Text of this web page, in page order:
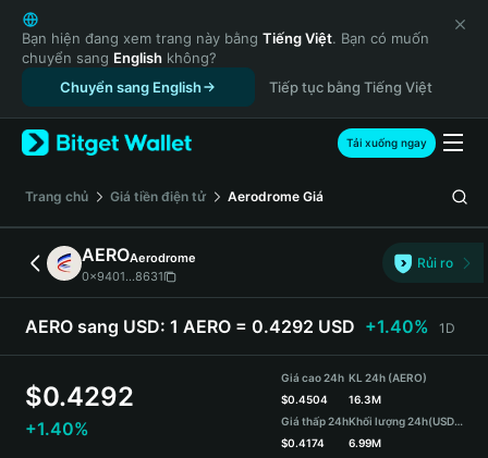
English
日本語
Tiếng Việt
Русский
Español (Latinoamérica)
Türkçe
Français
Deutsch
简体中文
繁體中文
Português (Portugal)
Bahasa Indonesia
ภาษาไทย
Español
Bạn hiện đang xem trang này bằng Tiếng Việt. Bạn có muốn
chuyển sang English không?
Chuyển sang English
Tiếp tục bằng Tiếng Việt
Tải xuống ngay
‌Trang chủ Giá tiền điện tử Aerodrome Giá
AEROAerodrome
0x9401...8631
Rủi ro
AERO sang USD: 1 AERO = 0.4292 USD +1.40% 1D
$0.4292
+1.40%
Giá cao 24h
$0.4504
Giá thấp 24h
$0.4174
KL 24h (AERO)
16.3M
Khối lượng 24h(USDT)
6.99M